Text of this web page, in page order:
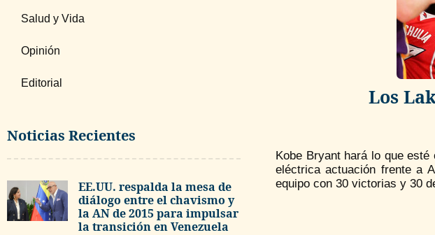
Salud y Vida
Opinión
Editorial
Noticias Recientes
EE.UU. respalda la mesa de
diálogo entre el chavismo y
la AN de 2015 para impulsar
la transición en Venezuela
Los
Kobe Bryant hará lo que
eléctrica actuación frente a
equipo con 30 victorias y 30